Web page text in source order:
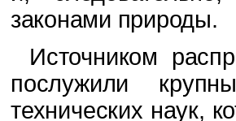
законами природы.
Источником
послужили
технических наук,